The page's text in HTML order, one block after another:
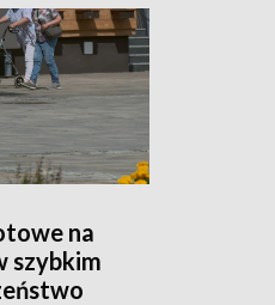
na
szybkim